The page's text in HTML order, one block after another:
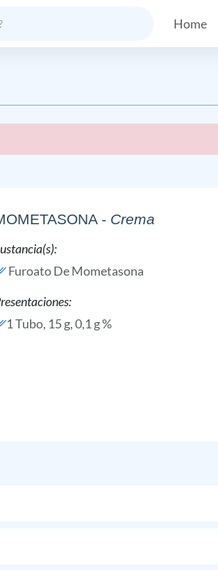
Home
- Crema
Furoato De Mometasona
1 Tubo, 15 g, 0,1 g %